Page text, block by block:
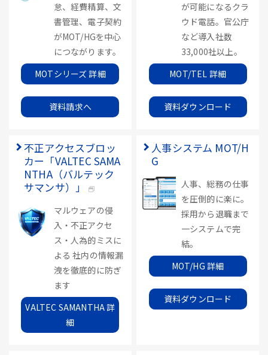
怠、経費精算、文
書管理、電子契約
がMOT/HGを中心
につながります。
MOTシリーズ 詳細
資料請求へ
が可能になるクラ
ウド電話。官公庁
など導入社数
33,000社以上。
MOT/TEL 詳細
資料ダウンロード
不正アクセスブロッ
カー「VALTEC SAMA
NTHA（バルテック
サマンサ）」
マルウェアの侵
入・不正アクセ
ス・人為的ミスに
よる 社内の情報漏
洩を徹底的に防ぎ
ます
VALTEC SAMANTHA 詳
細
人事システム MOT/H
G
人事、総務の仕事
を圧倒的に楽に。
採用から退職まで
一システムで完
結。
MOT/HG 詳細
資料ダウンロード